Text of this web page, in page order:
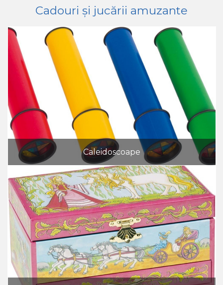
Cadouri și jucării amuzante
Caleidoscoape